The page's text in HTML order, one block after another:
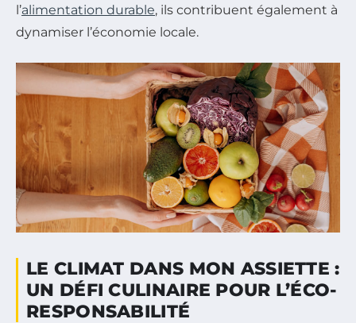
l’alimentation durable, ils contribuent également à
dynamiser l’économie locale.
LE CLIMAT DANS MON ASSIETTE :
UN DÉFI CULINAIRE POUR L’ÉCO-
RESPONSABILITÉ